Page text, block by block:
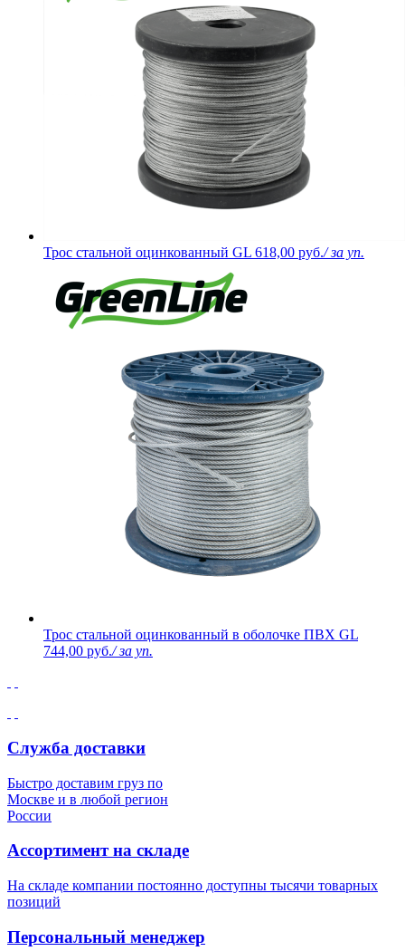
Трос стальной оцинкованный GL 618,00 руб./ за уп.
Трос стальной оцинкованный в оболочке ПВХ GL
744,00 руб./ за уп.
Служба доставки
Быстро доставим груз по
Москве и в любой регион
России
Ассортимент на складе
На складе компании постоянно доступны тысячи товарных
позиций
Персональный менеджер